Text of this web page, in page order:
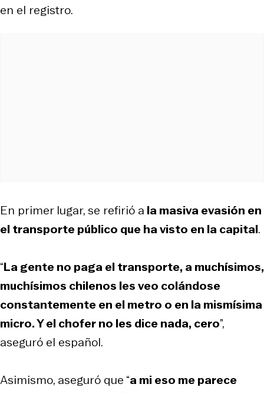
en el registro.
En primer lugar, se refirió a la masiva evasión en
el transporte público que ha visto en la capital.
“La gente no paga el transporte, a muchísimos,
muchísimos chilenos les veo colándose
constantemente en el metro o en la mismísima
micro. Y el chofer no les dice nada, cero”,
aseguró el español.
Asimismo, aseguró que “a mi eso me parece